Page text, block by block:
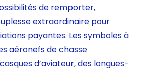
de remporter,
extraordinaire pour
payantes. Les symboles à
aéronefs de chasse
d’aviateur, des longues-